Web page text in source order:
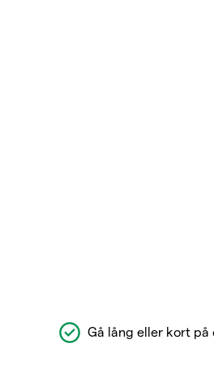
Gå lång eller kort på